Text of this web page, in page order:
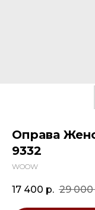
Оправа
9332
WOOW
17 400 р. 29 000